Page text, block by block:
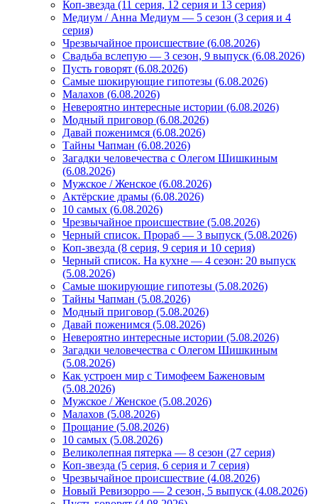
Коп-звезда (11 серия, 12 серия и 13 серия)
Медиум / Анна Медиум — 5 сезон (3 серия и 4
серия)
Чрезвычайное происшествие (6.08.2026)
Свадьба вслепую — 3 сезон, 9 выпуск (6.08.2026)
Пусть говорят (6.08.2026)
Самые шокирующие гипотезы (6.08.2026)
Малахов (6.08.2026)
Невероятно интересные истории (6.08.2026)
Модный приговор (6.08.2026)
Давай поженимся (6.08.2026)
Тайны Чапман (6.08.2026)
Загадки человечества с Олегом Шишкиным
(6.08.2026)
Мужское / Женское (6.08.2026)
Актёрские драмы (6.08.2026)
10 самых (6.08.2026)
Чрезвычайное происшествие (5.08.2026)
Черный список. Прораб — 3 выпуск (5.08.2026)
Коп-звезда (8 серия, 9 серия и 10 серия)
Черный список. На кухне — 4 сезон: 20 выпуск
(5.08.2026)
Самые шокирующие гипотезы (5.08.2026)
Тайны Чапман (5.08.2026)
Модный приговор (5.08.2026)
Давай поженимся (5.08.2026)
Невероятно интересные истории (5.08.2026)
Загадки человечества с Олегом Шишкиным
(5.08.2026)
Как устроен мир с Тимофеем Баженовым
(5.08.2026)
Мужское / Женское (5.08.2026)
Малахов (5.08.2026)
Прощание (5.08.2026)
10 самых (5.08.2026)
Великолепная пятерка — 8 сезон (27 серия)
Коп-звезда (5 серия, 6 серия и 7 серия)
Чрезвычайное происшествие (4.08.2026)
Новый Ревизорро — 2 сезон, 5 выпуск (4.08.2026)